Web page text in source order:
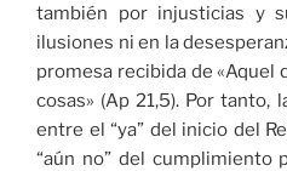
también por injusticias y
ilusiones ni en la
promesa recibida de «Aquel
cosas» (Ap 21,5). Por tanto,
entre el “ya” del inicio del
“aún no” del cumplimiento